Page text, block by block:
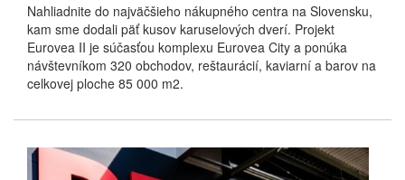
Nahliadnite do najväčšieho nákupného centra na Slovensku,
kam sme dodali päť kusov karuselových dverí. Projekt
Eurovea II je súčasťou komplexu Eurovea City a ponúka
návštevníkom 320 obchodov, reštaurácií, kaviarní a barov na
celkovej ploche 85 000 m2.